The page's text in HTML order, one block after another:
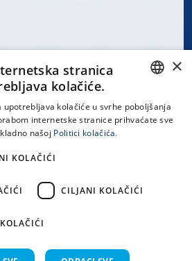
CROATIAN
×
stranica
kolačiće.
kolačiće u svrhe poboljšanja
internetske stranice prihvaćate sve
našoj Politici kolačića.
KOLAČIĆI
CILJANI KOLAČIĆI